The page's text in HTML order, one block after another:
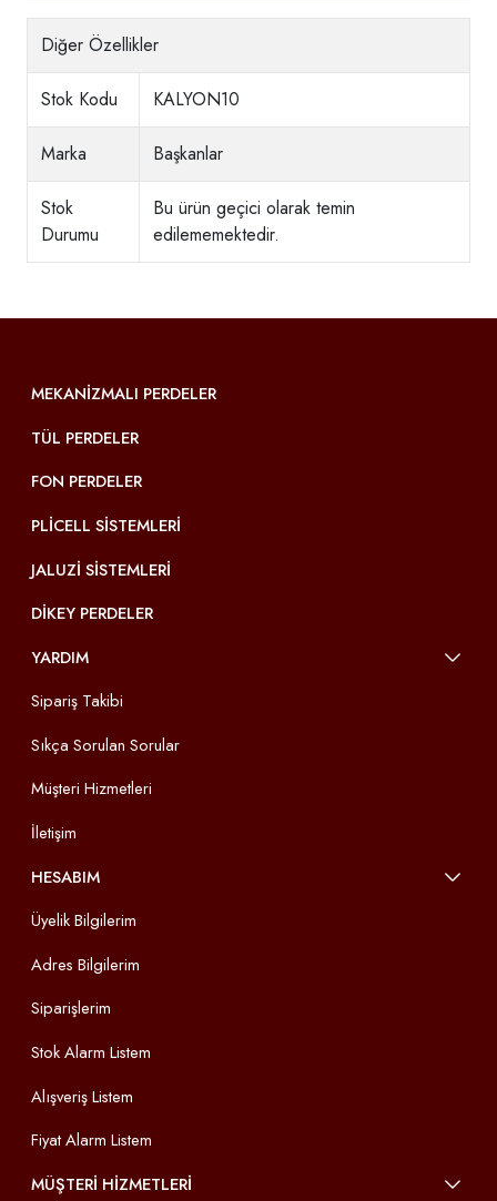
Diğer Özellikler
Stok Kodu KALYON10
Marka Başkanlar
Stok
Durumu
Bu ürün geçici olarak temin
edilememektedir.
MEKANIZMALI PERDELER
TÜL PERDELER
FON PERDELER
PLICELL SISTEMLERI
JALUZI SISTEMLERI
DIKEY PERDELER
YARDIM
Sipariş Takibi
Sıkça Sorulan Sorular
Müşteri Hizmetleri
İletişim
HESABIM
Üyelik Bilgilerim
Adres Bilgilerim
Siparişlerim
Stok Alarm Listem
Alışveriş Listem
Fiyat Alarm Listem
MÜŞTERİ HİZMETLERİ